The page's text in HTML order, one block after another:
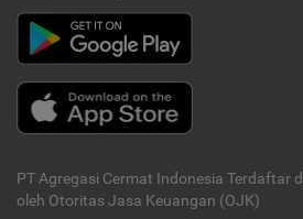
PT Agregasi Cermat Indonesia Terdaftar
oleh Otoritas Jasa Keuangan (OJK)